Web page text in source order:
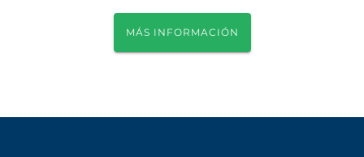
MÁS INFORMACIÓN